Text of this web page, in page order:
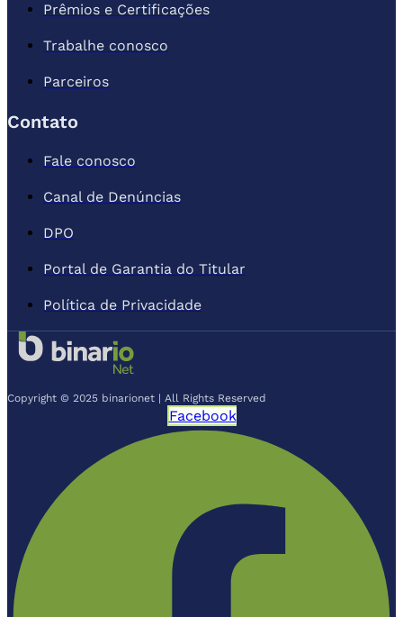
Prêmios e Certificações
Trabalhe conosco
Parceiros
Contato
Fale conosco
Canal de Denúncias
DPO
Portal de Garantia do Titular
Política de Privacidade
Copyright © 2025 binarionet | All Rights Reserved
Facebook